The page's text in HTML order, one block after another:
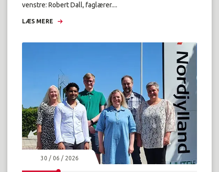
venstre: Robert Dall, faglærer....
LÆS MERE
30 / 06 / 2026